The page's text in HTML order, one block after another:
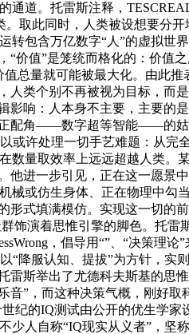
通道。托雷斯注释，
。取此同时，人类被设想要分
包含万亿数字“人”的虚拟世
价值”是笼统而格化的：价值
总量就可能被最大化。由此
人类个别不再被视为目标，
响：人本身不主要，主要的
配角——数字超等智能——的姑
许处理一切手艺难题：从完
量取效率上远远超越人类。
进一步引见，正在这一愿景
械或仿生身体、正在物理中
式填满模仿。实现这一切的
演着思惟引擎的脚色。托雷
，倡导用“”、“决策理
“降服认知、提拔”为方针，
斯举出了尤德科夫斯基的思
”，而这种决策气概，刚好
纪的IQ测试由公开的优生学
少人自称“IQ现实从义者”，